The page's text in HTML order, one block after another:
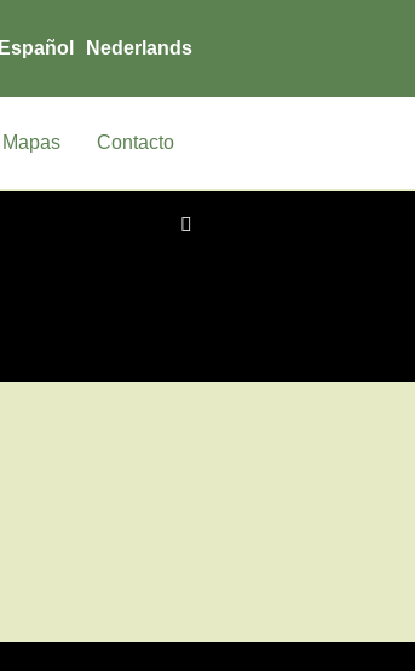
Español Nederlands
Mapas Contacto